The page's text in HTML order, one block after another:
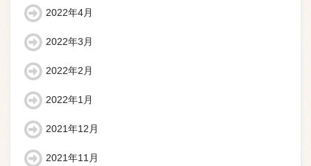
2022年4月
2022年3月
2022年2月
2022年1月
2021年12月
2021年11月